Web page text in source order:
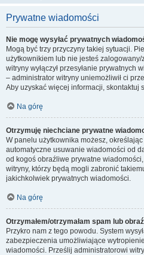
Prywatne wiadomości
Nie mogę wysyłać prywatnych
Mogą być trzy przyczyny takiej sytuacji.
użytkownikiem lub nie jesteś
witryny wyłączył przesyłanie prywatnych
– administrator witryny uniemożliwił ci
Aby uzyskać więcej informacji, skontaktuj
Na górę
Otrzymuję niechciane prywatne
W panelu użytkownika możesz,
automatyczne usuwanie wiadomości od
od kogoś obraźliwe prywatne
witryny, którzy będą mogli zabronić
jakichkolwiek prywatnych wiadomości.
Na górę
Otrzymałem/otrzymałam spam lub
Przykro nam z tego powodu. System
zabezpieczenia umożliwiające
wiadomości. Prześlij administratorowi